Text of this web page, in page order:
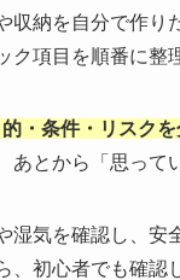
収納を自分で作
項目を順番に整
・条件・リスク
とから「思って
気を確認し、安
初心者でも確認